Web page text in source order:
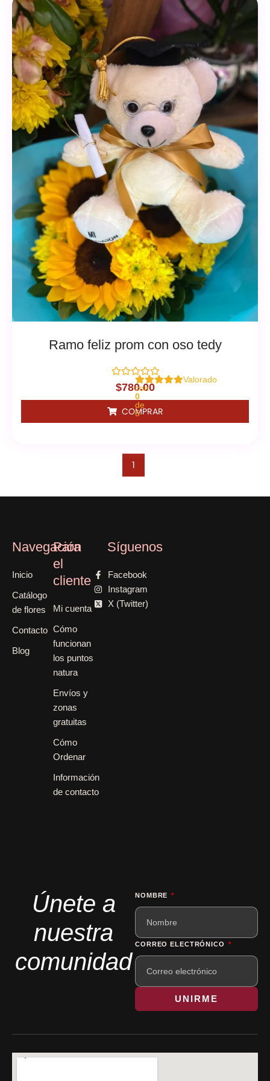
Ramo feliz prom con oso tedy
Valorado
con
0
de
5
$780.00
COMPRAR
1
Navegación
Inicio
Catálogo
de flores
Contacto
Blog
Para
el
cliente
Mi cuenta
Cómo
funcionan
los puntos
natura
Envíos y
zonas
gratuitas
Cómo
Ordenar
Información
de contacto
Síguenos
Facebook
Instagram
X (Twitter)
Únete a
nuestra
comunidad
NOMBRE
CORREO ELECTRÓNICO
UNIRME